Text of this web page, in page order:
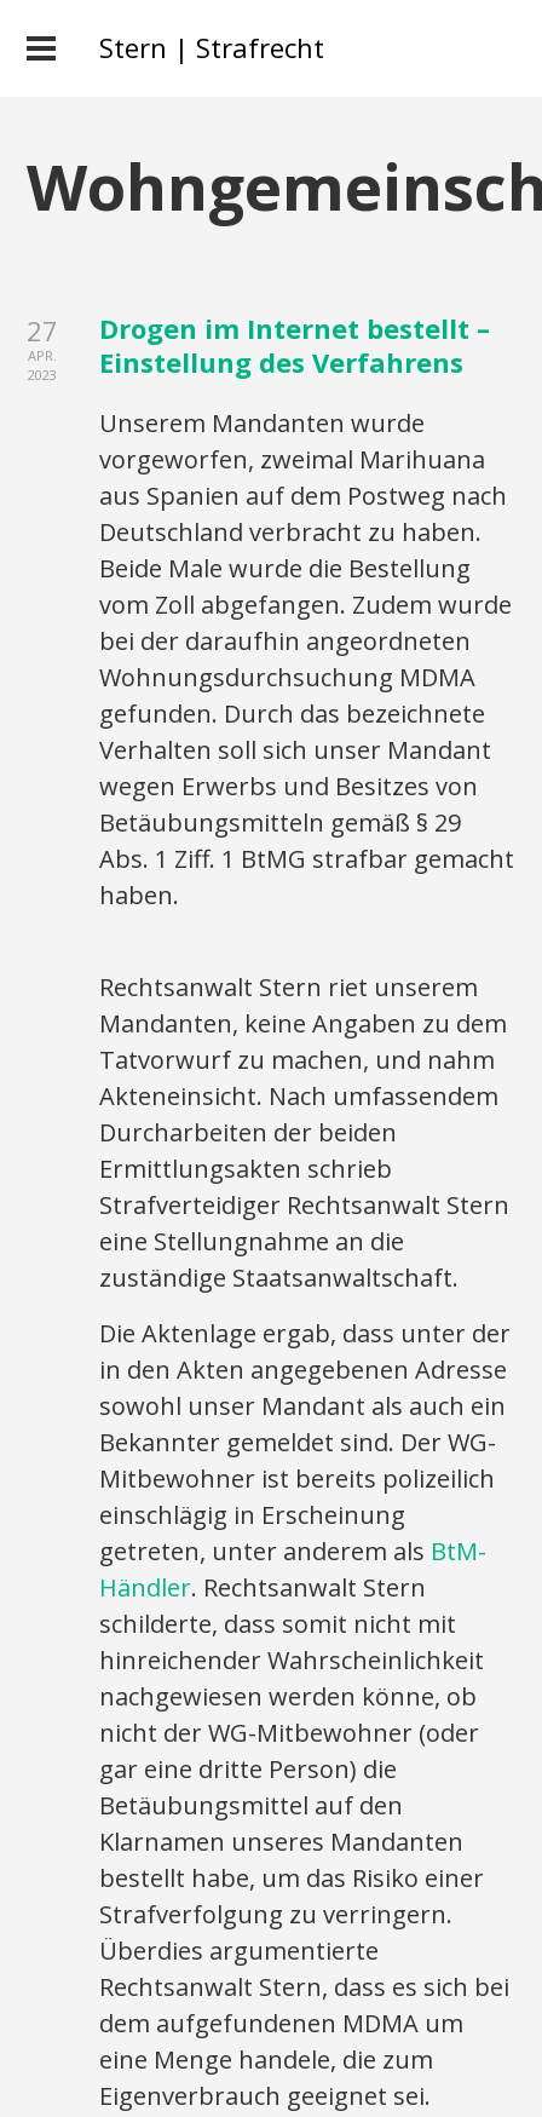
Stern | Strafrecht
27
APR.
2023
Drogen im Internet bestellt –
Einstellung des Verfahrens
Unserem Mandanten wurde
vorgeworfen, zweimal Marihuana
aus Spanien auf dem Postweg nach
Deutschland verbracht zu haben.
Beide Male wurde die Bestellung
vom Zoll abgefangen. Zudem wurde
bei der daraufhin angeordneten
Wohnungsdurchsuchung MDMA
gefunden. Durch das bezeichnete
Verhalten soll sich unser Mandant
wegen Erwerbs und Besitzes von
Betäubungsmitteln gemäß § 29
Abs. 1 Ziff. 1 BtMG strafbar gemacht
haben.
Rechtsanwalt Stern riet unserem
Mandanten, keine Angaben zu dem
Tatvorwurf zu machen, und nahm
Akteneinsicht. Nach umfassendem
Durcharbeiten der beiden
Ermittlungsakten schrieb
Strafverteidiger Rechtsanwalt Stern
eine Stellungnahme an die
zuständige Staatsanwaltschaft.
Die Aktenlage ergab, dass unter der
in den Akten angegebenen Adresse
sowohl unser Mandant als auch ein
Bekannter gemeldet sind. Der WG-
Mitbewohner ist bereits polizeilich
einschlägig in Erscheinung
getreten, unter anderem als BtM-
Händler. Rechtsanwalt Stern
schilderte, dass somit nicht mit
hinreichender Wahrscheinlichkeit
nachgewiesen werden könne, ob
nicht der WG-Mitbewohner (oder
gar eine dritte Person) die
Betäubungsmittel auf den
Klarnamen unseres Mandanten
bestellt habe, um das Risiko einer
Strafverfolgung zu verringern.
Überdies argumentierte
Rechtsanwalt Stern, dass es sich bei
dem aufgefundenen MDMA um
eine Menge handele, die zum
Eigenverbrauch geeignet sei.